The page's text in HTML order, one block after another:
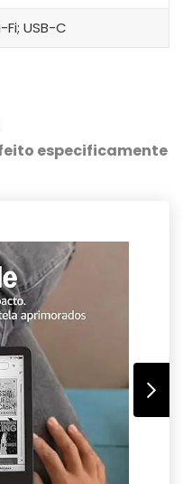
Fi; USB-C
especificamente